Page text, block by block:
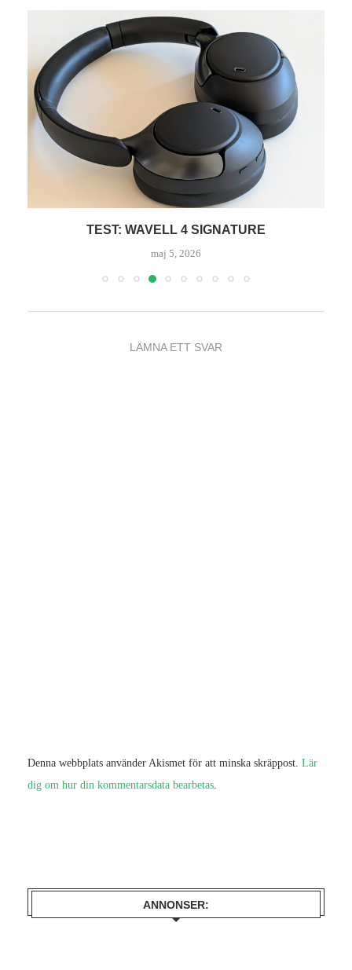
TEST: SENNHEISER HDB 630
april 20, 2026
LÄMNA ETT SVAR
Denna webbplats använder Akismet för att minska skräppost. Lär
dig om hur din kommentarsdata bearbetas
ANNONSER: